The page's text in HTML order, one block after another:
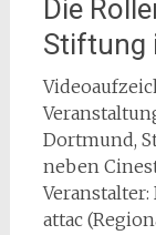
Die
Stiftung
Dortmund,
neben
Veranstalter:
attac